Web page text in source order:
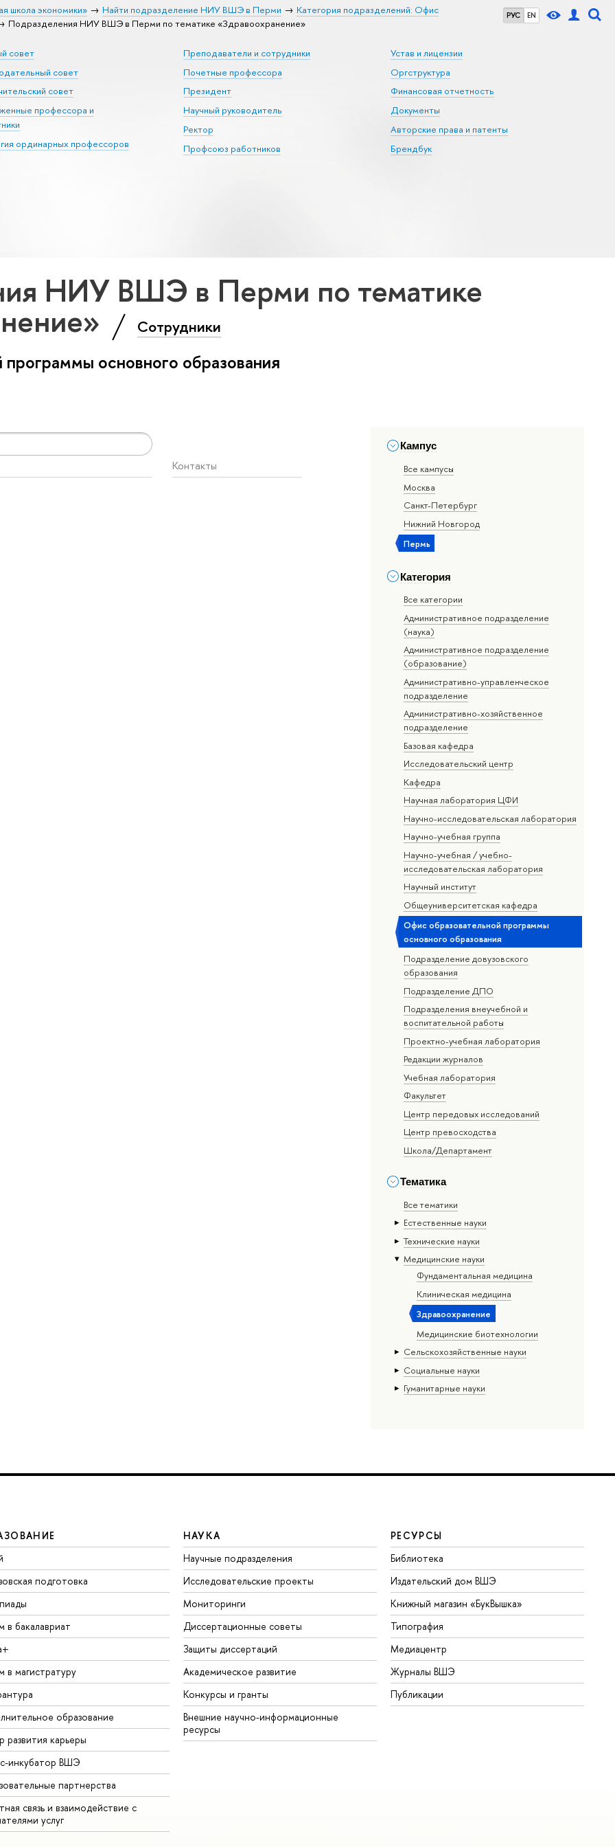
РУС EN
школа экономики» Найти подразделение НИУ ВШЭ в Перми
Категория подразделений: Офис
Подразделения НИУ ВШЭ в Перми по тематике «Здравоохранение»
совет
совет
совет
профессора и
ординарных профессоров
Преподаватели и сотрудники
Почетные профессора
Президент
Научный руководитель
Ректор
Профсоюз работников
Устав и лицензии
Оргструктура
Финансовая отчетность
Документы
Авторские права и патенты
Брендбук
НИУ ВШЭ в Перми по тематике
Сотрудники
основного образования
Кампус
Все кампусы
Москва
Санкт-Петербург
Нижний Новгород
Пермь
Категория
Все категории
Административное подразделение
(наука)
Административное подразделение
(образование)
Административно-управленческое
подразделение
Административно-хозяйственное
подразделение
Базовая кафедра
Исследовательский центр
Кафедра
Научная лаборатория ЦФИ
Научно-исследовательская лаборатория
Научно-учебная группа
Научно-учебная / учебно-
исследовательская лаборатория
Научный институт
Общеуниверситетская кафедра
Офис образовательной программы
основного образования
Подразделение довузовского
образования
Подразделение ДПО
Подразделения внеучебной и
воспитательной работы
Проектно-учебная лаборатория
Редакции журналов
Учебная лаборатория
Факультет
Центр передовых исследований
Центр превосходства
Школа/Департамент
Тематика
Все тематики
Естественные науки
Тех­ничес­кие науки
Медицинские науки
Фундаментальная медицина
Клиническая медицина
Здравоохранение
Медицинские биотехнологии
Сельскохозяйственные науки
Социальные науки
Гуманитарные науки
Контакты
подготовка
в бакалавриат
в магистратуру
образование
развития карьеры
инкубатор ВШЭ
партнерства
связь и взаимодействие с
услуг
НАУКА
Научные подразделения
Исследовательские проекты
Мониторинги
Диссертационные советы
Защиты диссертаций
Академическое развитие
Конкурсы и гранты
Внешние научно-информационные
ресурсы
РЕСУРСЫ
Библиотека
Издательский дом ВШЭ
Книжный магазин «БукВышка»
Типография
Медиацентр
Журналы ВШЭ
Публикации